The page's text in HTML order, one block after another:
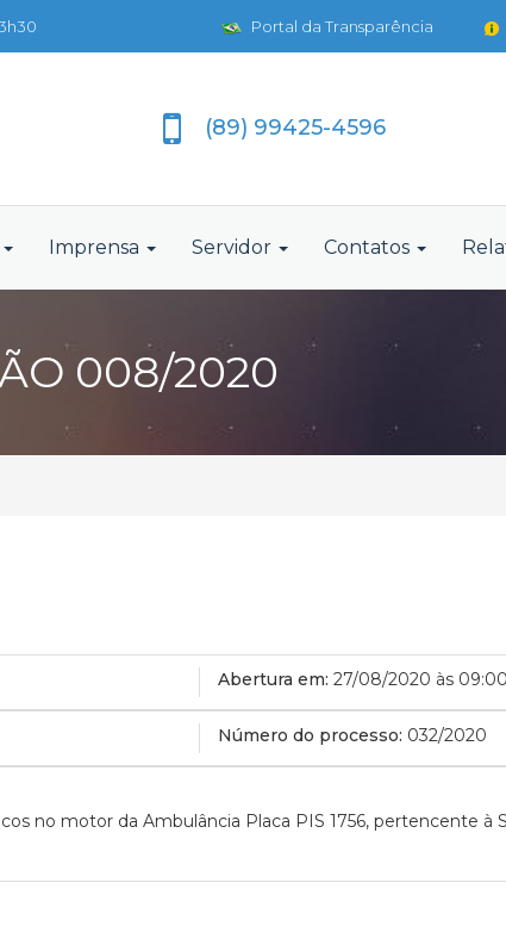
Portal da Transparência
(89) 99425-4596
Imprensa Servidor Contatos
008/2020
Abertura em: 27/08/2020 às
Número do processo: 032/2020
no motor da Ambulância Placa PIS 1756, pertencente à